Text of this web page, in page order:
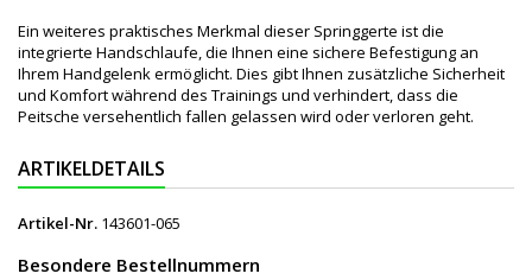
Ein weiteres praktisches Merkmal dieser Springgerte ist die
integrierte Handschlaufe, die Ihnen eine sichere Befestigung an
Ihrem Handgelenk ermöglicht. Dies gibt Ihnen zusätzliche Sicherheit
und Komfort während des Trainings und verhindert, dass die
Peitsche versehentlich fallen gelassen wird oder verloren geht.
ARTIKELDETAILS
Artikel-Nr. 143601-065
Besondere Bestellnummern